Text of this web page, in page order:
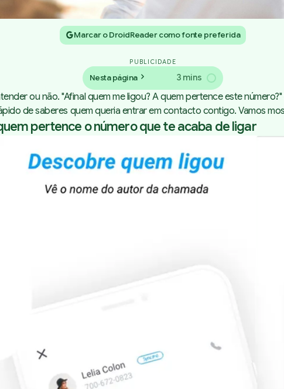
Marcar o DroidReader como fonte preferida
PUBLICIDADE
Nesta página 3 mins
ou não. "Afinal quem me ligou? A quem pertence este
de saberes quem queria entrar em contacto contigo. Vamos
pertence o número que te acaba de ligar